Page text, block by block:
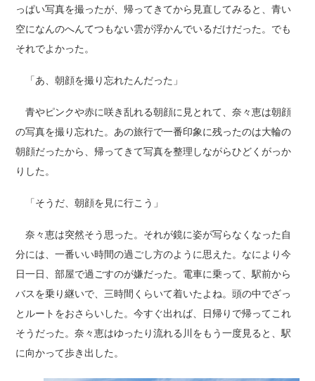
っぱい写真を撮ったが、帰ってきてから見直してみると、青い
空になんのへんてつもない雲が浮かんでいるだけだった。でも
それでよかった。
「あ、朝顔を撮り忘れたんだった」
青やピンクや赤に咲き乱れる朝顔に見とれて、奈々恵は朝顔
の写真を撮り忘れた。あの旅行で一番印象に残ったのは大輪の
朝顔だったから、帰ってきて写真を整理しながらひどくがっか
りした。
「そうだ、朝顔を見に行こう」
奈々恵は突然そう思った。それが鏡に姿が写らなくなった自
分には、一番いい時間の過ごし方のように思えた。なにより今
日一日、部屋で過ごすのが嫌だった。電車に乗って、駅前から
バスを乗り継いで、三時間くらいて着いたよね。頭の中でざっ
とルートをおさらいした。今すぐ出れば、日帰りで帰ってこれ
そうだった。奈々恵はゆったり流れる川をもう一度見ると、駅
に向かって歩き出した。